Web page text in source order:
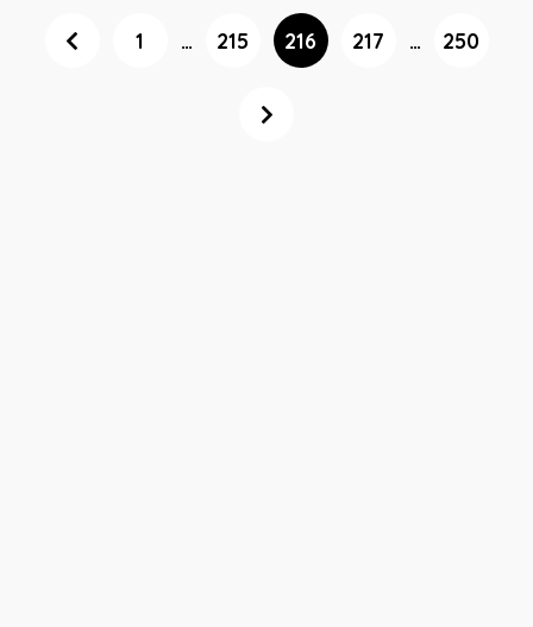
1 … 215 216 217 … 250